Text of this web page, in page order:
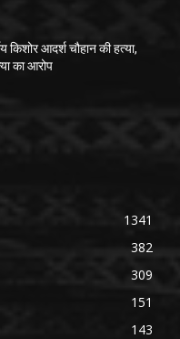
किशोर आदर्श चौहान की हत्या,
का आरोप
1341
382
309
151
143